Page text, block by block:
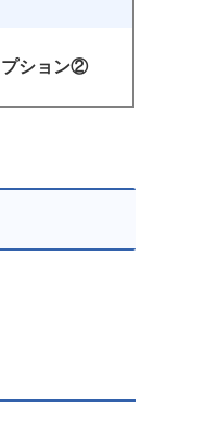
プション②